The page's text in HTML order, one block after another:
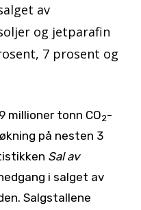
av
og jetparafin
7 prosent og
millioner tonn CO2-
på nesten 3
Sal av
i salget av
Salgstallene